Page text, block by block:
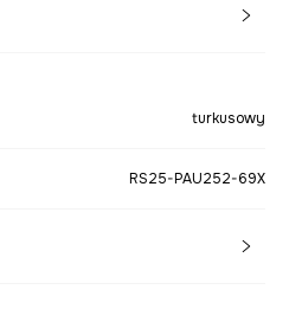
turkusowy
RS25-PAU252-69X